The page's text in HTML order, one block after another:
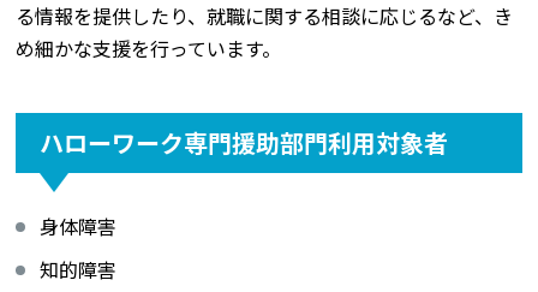
る情報を提供したり、就職に関する相談に応じるなど、き
め細かな支援を行っています。
ハローワーク専門援助部門利用対象者
身体障害
知的障害